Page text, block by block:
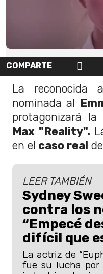
COMPARTE
La reconocida
nominada al
protagonizará
Max "Reality".
en el caso real de
LEER TAMBIÉN
Sydney
contra los
“Empecé
difícil que
La actriz de
fue su lucha